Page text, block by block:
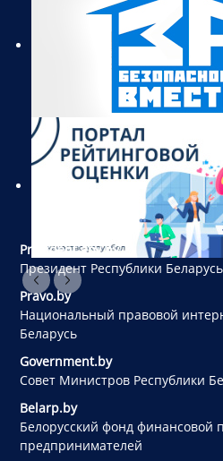
President.gov.by
Президент Республики Беларусь
Pravo.by
Национальный правовой
Беларусь
Government.by
Совет Министров Республики
Belarp.by
Белорусский фонд финансовой
предпринимателей